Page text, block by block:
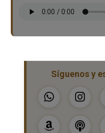
Síguenos y